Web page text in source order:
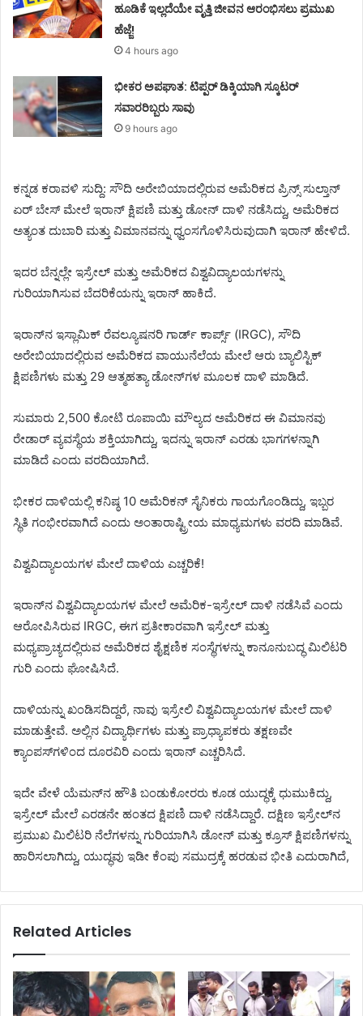
ಹೂಡಿಕೆ ಇಲ್ಲದೆಯೇ ವೃತ್ತಿ ಜೀವನ ಆರಂಭಿಸಲು ಪ್ರಮುಖ
ಹೆಜ್ಜೆ!
4 hours ago
ಭೀಕರ ಅಪಘಾತ: ಟಿಪ್ಪರ್ ಡಿಕ್ಕಿಯಾಗಿ ಸ್ಕೂಟರ್
ಸವಾರರಿಬ್ಬರು ಸಾವು
9 hours ago
ಕನ್ನಡ ಕರಾವಳಿ ಸುದ್ದಿ: ಸೌದಿ ಅರೇಬಿಯಾದಲ್ಲಿರುವ ಅಮೆರಿಕದ ಪ್ರಿನ್ಸ್ ಸುಲ್ತಾನ್
ಏರ್ ಬೇಸ್ ಮೇಲೆ ಇರಾನ್ ಕ್ಷಿಪಣಿ ಮತ್ತು ಡೋನ್ ದಾಳಿ ನಡೆಸಿದ್ದು, ಅಮೆರಿಕದ
ಅತ್ಯಂತ ದುಬಾರಿ ಮತ್ತು ವಿಮಾನವನ್ನು ಧ್ವಂಸಗೊಳಿಸಿರುವುದಾಗಿ ಇರಾನ್ ಹೇಳಿದೆ.
ಇದರ ಬೆನ್ನಲ್ಲೇ ಇಸ್ರೇಲ್ ಮತ್ತು ಅಮೆರಿಕದ ವಿಶ್ವವಿದ್ಯಾಲಯಗಳನ್ನು
ಗುರಿಯಾಗಿಸುವ ಬೆದರಿಕೆಯನ್ನು ಇರಾನ್ ಹಾಕಿದೆ.
ಇರಾನ್‌ನ ಇಸ್ಲಾಮಿಕ್ ರೆವಲ್ಯೂಷನರಿ ಗಾರ್ಡ್ ಕಾರ್ಪ್ಸ್ (IRGC), ಸೌದಿ
ಅರೇಬಿಯಾದಲ್ಲಿರುವ ಅಮೆರಿಕದ ವಾಯುನೆಲೆಯ ಮೇಲೆ ಆರು ಬ್ಯಾಲಿಸ್ಟಿಕ್
ಕ್ಷಿಪಣಿಗಳು ಮತ್ತು 29 ಆತ್ಮಹತ್ಯಾ ಡೋನ್‌ಗಳ ಮೂಲಕ ದಾಳಿ ಮಾಡಿದೆ.
ಸುಮಾರು 2,500 ಕೋಟಿ ರೂಪಾಯಿ ಮೌಲ್ಯದ ಅಮೆರಿಕದ ಈ ವಿಮಾನವು
ರೇಡಾರ್ ವ್ಯವಸ್ಥೆಯ ಶಕ್ತಿಯಾಗಿದ್ದು, ಇದನ್ನು ಇರಾನ್ ಎರಡು ಭಾಗಗಳನ್ನಾಗಿ
ಮಾಡಿದೆ ಎಂದು ವರದಿಯಾಗಿದೆ.
ಭೀಕರ ದಾಳಿಯಲ್ಲಿ ಕನಿಷ್ಠ 10 ಅಮೆರಿಕನ್ ಸೈನಿಕರು ಗಾಯಗೊಂಡಿದ್ದು, ಇಬ್ಬರ
ಸ್ಥಿತಿ ಗಂಭೀರವಾಗಿದೆ ಎಂದು ಅಂತಾರಾಷ್ಟ್ರೀಯ ಮಾಧ್ಯಮಗಳು ವರದಿ ಮಾಡಿವೆ.
ವಿಶ್ವವಿದ್ಯಾಲಯಗಳ ಮೇಲೆ ದಾಳಿಯ ಎಚ್ಚರಿಕೆ!
ಇರಾನ್‌ನ ವಿಶ್ವವಿದ್ಯಾಲಯಗಳ ಮೇಲೆ ಅಮೆರಿಕ-ಇಸ್ರೇಲ್ ದಾಳಿ ನಡೆಸಿವೆ ಎಂದು
ಆರೋಪಿಸಿರುವ IRGC, ಈಗ ಪ್ರತೀಕಾರವಾಗಿ ಇಸ್ರೇಲ್ ಮತ್ತು
ಮಧ್ಯಪ್ರಾಚ್ಯದಲ್ಲಿರುವ ಅಮೆರಿಕದ ಶೈಕ್ಷಣಿಕ ಸಂಸ್ಥೆಗಳನ್ನು ಕಾನೂನುಬದ್ಧ ಮಿಲಿಟರಿ
ಗುರಿ ಎಂದು ಘೋಷಿಸಿದೆ.
ದಾಳಿಯನ್ನು ಖಂಡಿಸದಿದ್ದರೆ, ನಾವು ಇಸ್ರೇಲಿ ವಿಶ್ವವಿದ್ಯಾಲಯಗಳ ಮೇಲೆ ದಾಳಿ
ಮಾಡುತ್ತೇವೆ. ಅಲ್ಲಿನ ವಿದ್ಯಾರ್ಥಿಗಳು ಮತ್ತು ಪ್ರಾಧ್ಯಾಪಕರು ತಕ್ಷಣವೇ
ಕ್ಯಾಂಪಸ್‌ಗಳಿಂದ ದೂರವಿರಿ ಎಂದು ಇರಾನ್ ಎಚ್ಚರಿಸಿದೆ.
ಇದೇ ವೇಳೆ ಯೆಮನ್‌ನ ಹೌತಿ ಬಂಡುಕೋರರು ಕೂಡ ಯುದ್ಧಕ್ಕೆ ಧುಮುಕಿದ್ದು,
ಇಸ್ರೇಲ್ ಮೇಲೆ ಎರಡನೇ ಹಂತದ ಕ್ಷಿಪಣಿ ದಾಳಿ ನಡೆಸಿದ್ದಾರೆ. ದಕ್ಷಿಣ ಇಸ್ರೇಲ್‌ನ
ಪ್ರಮುಖ ಮಿಲಿಟರಿ ನೆಲೆಗಳನ್ನು ಗುರಿಯಾಗಿಸಿ ಡೋನ್ ಮತ್ತು ಕ್ರೂಸ್ ಕ್ಷಿಪಣಿಗಳನ್ನು
ಹಾರಿಸಲಾಗಿದ್ದು, ಯುದ್ಧವು ಇಡೀ ಕೆಂಪು ಸಮುದ್ರಕ್ಕೆ ಹರಡುವ ಭೀತಿ ಎದುರಾಗಿದೆ,
Related Articles